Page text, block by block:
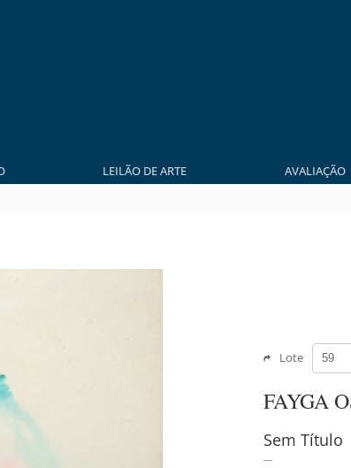
LEILÃO DE ARTE AVALIAÇÃO
Lote
FAYGA
Sem Título